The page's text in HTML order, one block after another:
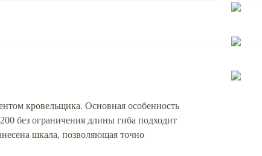
кровельщика. Основная особенность
без ограничения длины гиба подходит
шкала, позволяющая точно